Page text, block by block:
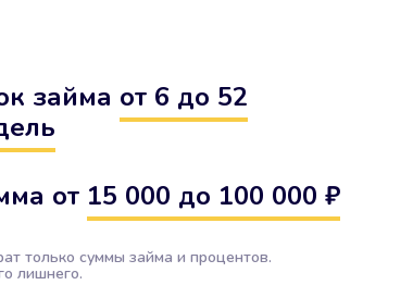
займа от 6 до 52
от 15 000 до 100 000 ₽
только суммы займа и процентов.
лишнего.